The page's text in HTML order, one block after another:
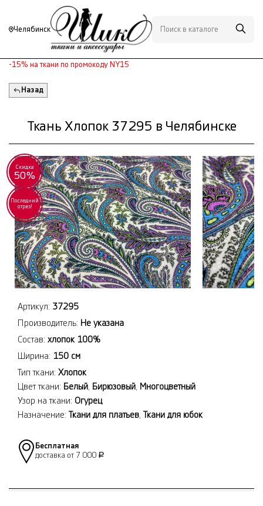
Челябинск
-15% на ткани по промокоду NY15
Назад
Ткань Хлопок 37295 в Челябинске
Скидка
50%
Последний
отрез!
Артикул: 37295
Производитель: Не указана
Состав: хлопок 100%
Ширина: 150 см
Тип ткани: Хлопок
Цвет ткани: Белый Бирюзовый Многоцветный
Узор на ткани: Огурец
Назначение:
Ткани для платьев Ткани для юбок
Бесплатная
доставка от 7 000 Р